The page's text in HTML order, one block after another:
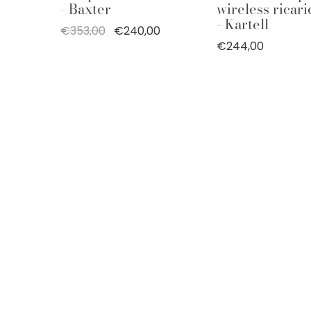
- Baxter
€353,00 €240,00
wireless
- Kartell
€244,00